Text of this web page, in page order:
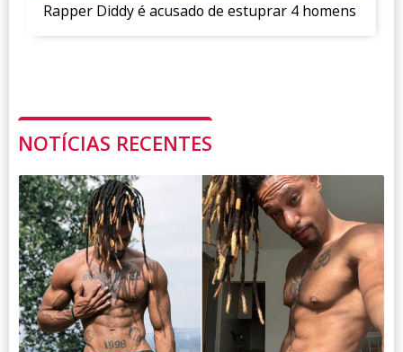
Rapper Diddy é acusado de estuprar 4 homens
NOTÍCIAS RECENTES